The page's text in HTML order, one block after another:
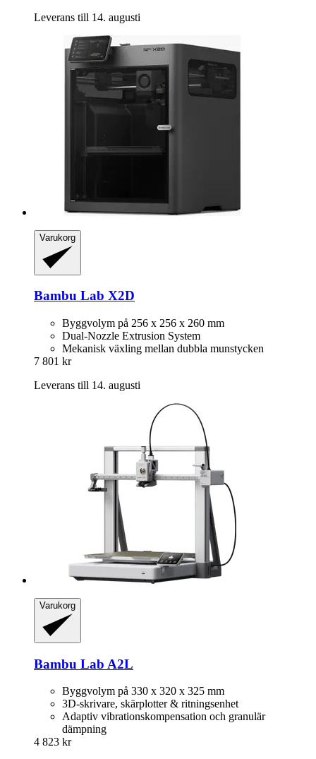
Leverans till 14. augusti
Varukorg
Bambu Lab X2D
Byggvolym på 256 x 256 x 260 mm
Dual-Nozzle Extrusion System
Mekanisk växling mellan dubbla munstycken
7 801 kr
Leverans till 14. augusti
Varukorg
Bambu Lab A2L
Byggvolym på 330 x 320 x 325 mm
3D-skrivare, skärplotter & ritningsenhet
Adaptiv vibrationskompensation och granulär
dämpning
4 823 kr